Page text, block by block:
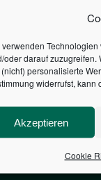
verwenden
oder darauf zuzugreifen.
personalisierte
widerrufst, kann
Akzeptieren
Cookie